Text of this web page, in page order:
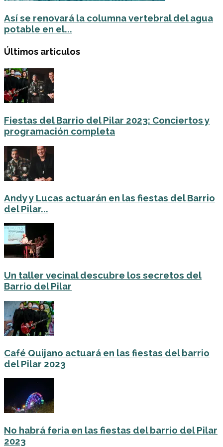
Así se renovará la columna vertebral del agua
potable en el...
Últimos artículos
Fiestas del Barrio del Pilar 2023: Conciertos y
programación completa
Andy y Lucas actuarán en las fiestas del Barrio
del Pilar...
Un taller vecinal descubre los secretos del
Barrio del Pilar
Café Quijano actuará en las fiestas del barrio
del Pilar 2023
No habrá feria en las fiestas del barrio del Pilar
2023